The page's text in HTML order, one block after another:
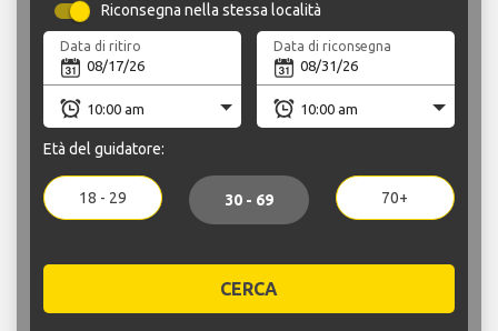
Riconsegna nella stessa località
Data di ritiro Data di riconsegna
Età del guidatore:
18 - 29 30 - 69 70+
CERCA